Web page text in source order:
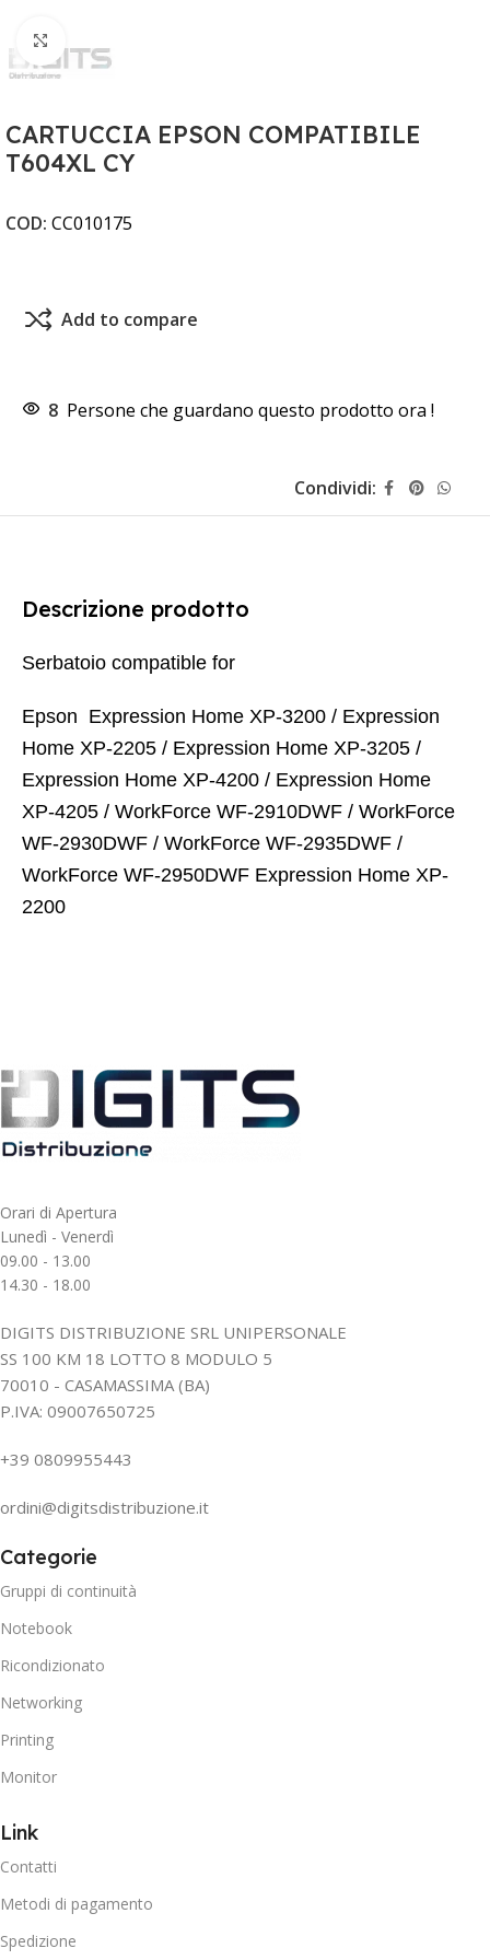
CARTUCCIA EPSON COMPATIBILE
T604XL CY
COD: CC010175
Add to compare
8 Persone che guardano questo prodotto ora !
Condividi:
Descrizione prodotto
Serbatoio compatible for
Epson Expression Home XP-3200 / Expression
Home XP-2205 / Expression Home XP-3205 /
Expression Home XP-4200 / Expression Home
XP-4205 / WorkForce WF-2910DWF / WorkForce
WF-2930DWF / WorkForce WF-2935DWF /
WorkForce WF-2950DWF Expression Home XP-
2200
Orari di Apertura
Lunedì - Venerdì
09.00 - 13.00
14.30 - 18.00
DIGITS DISTRIBUZIONE SRL UNIPERSONALE
SS 100 KM 18 LOTTO 8 MODULO 5
70010 - CASAMASSIMA (BA)
P.IVA: 09007650725
+39 0809955443
ordini@digitsdistribuzione.it
Categorie
Gruppi di continuità
Notebook
Ricondizionato
Networking
Printing
Monitor
Link
Contatti
Metodi di pagamento
Spedizione